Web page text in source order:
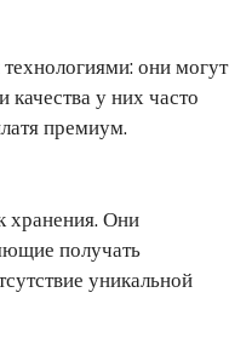
они могут
качества у них часто
премиум.
хранения. Они
получать
уникальной